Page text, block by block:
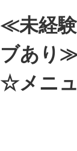
≪未経
ブあり
☆メニ